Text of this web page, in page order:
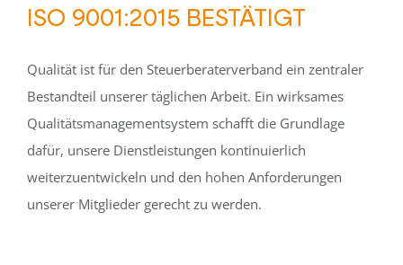
ISO 9001:2015 BESTÄTIGT
Qualität ist für den Steuerberaterverband ein zentraler
Bestandteil unserer täglichen Arbeit. Ein wirksames
Qualitätsmanagementsystem schafft die Grundlage
dafür, unsere Dienstleistungen kontinuierlich
weiterzuentwickeln und den hohen Anforderungen
unserer Mitglieder gerecht zu werden.